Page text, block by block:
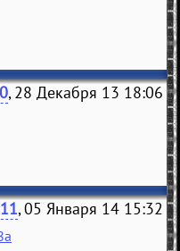
, 28 Декабря 13 18:06
, 05 Января 14 15:32